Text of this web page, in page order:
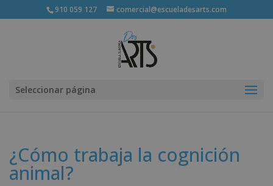
910 059 127 comercial@escueladesarts.com
Seleccionar página
¿Cómo trabaja la cognición
animal?